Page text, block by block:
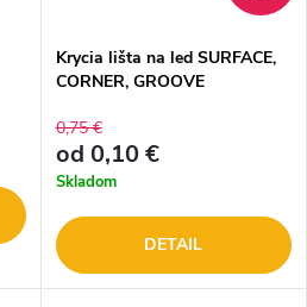
Krycia lišta na led SURFACE,
CORNER, GROOVE
0,75 €
od 0,10 €
Skladom
DETAIL